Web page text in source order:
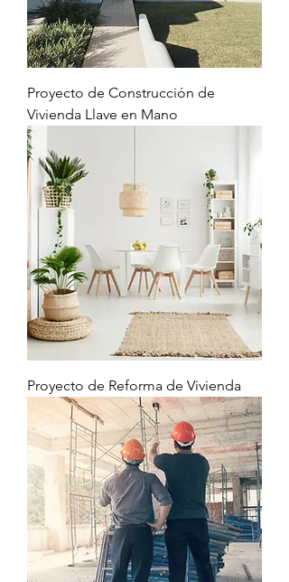
Proyecto de Construcción de
Vivienda Llave en Mano
Proyecto de Reforma de Vivienda